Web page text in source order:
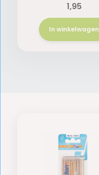
1,95
In winkelwagen